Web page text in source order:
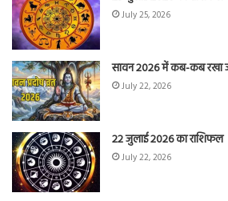
July 25, 2026
सावन 2026 में कब-कब रखा
July 22, 2026
22 जुलाई 2026 का राशिफल
July 22, 2026